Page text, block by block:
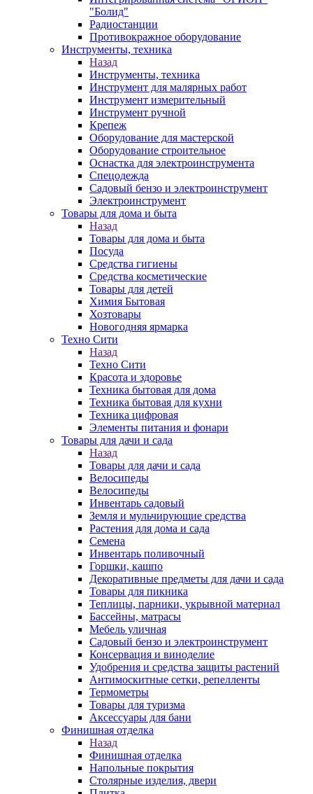
"Болид"
Радиостанции
Противокражное оборудование
Инструменты, техника
Назад
Инструменты, техника
Инструмент для малярных работ
Инструмент измерительный
Инструмент ручной
Крепеж
Оборудование для мастерской
Оборудование строительное
Оснастка для электроинструмента
Спецодежда
Садовый бензо и электроинструмент
Электроинструмент
Товары для дома и быта
Назад
Товары для дома и быта
Посуда
Средства гигиены
Средства косметические
Товары для детей
Химия Бытовая
Хозтовары
Новогодняя ярмарка
Техно Сити
Назад
Техно Сити
Красота и здоровье
Техника бытовая для дома
Техника бытовая для кухни
Техника цифровая
Элементы питания и фонари
Товары для дачи и сада
Назад
Товары для дачи и сада
Велосипеды
Велосипеды
Инвентарь садовый
Земля и мульчирующие средства
Растения для дома и сада
Семена
Инвентарь поливочный
Горшки, кашпо
Декоративные предметы для дачи и сада
Товары для пикника
Теплицы, парники, укрывной материал
Бассейны, матрасы
Мебель уличная
Садовый бензо и электроинструмент
Консервация и виноделие
Удобрения и средства защиты растений
Антимоскитные сетки, репелленты
Термометры
Товары для туризма
Аксессуары для бани
Финишная отделка
Назад
Финишная отделка
Напольные покрытия
Столярные изделия, двери